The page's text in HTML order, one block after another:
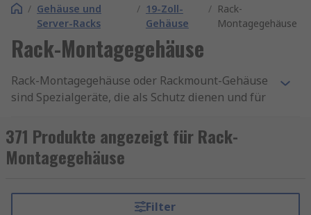
/ Gehäuse und
Server-Racks
/ 19-Zoll-
Gehäuse
/ Rack-
Montagegehäuse
Rack-Montagegehäuse
Rack-Montagegehäuse oder Rackmount-Gehäuse
sind Spezialgeräte, die als Schutz dienen und für
Geräteservern für die Regalmontage,Routern
USV-Systemen Schaltern und
Audio-/Videogeräten ausgelegt sind. Für
breit), wird der Begriff 1 HE verwendet, um eine
371 Produkte angezeigt für Rack-
Montagegehäuse
Filter